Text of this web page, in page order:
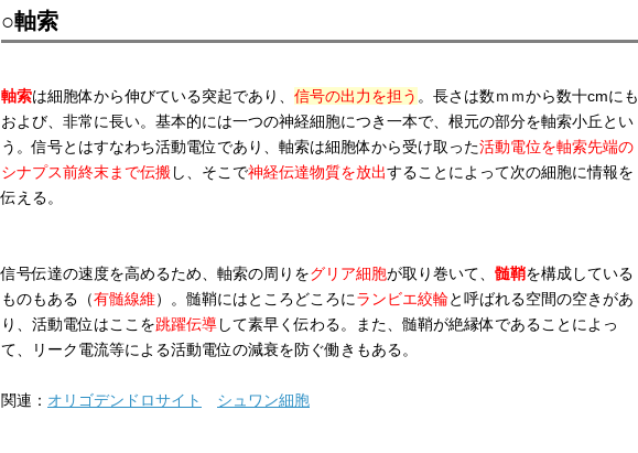
○軸索
軸索は細胞体から伸びている突起であり、 信号の出力を担う 。長さは数ｍｍから数十cmにも
および、非常に長い。基本的には一つの神経細胞につき一本で、根元の部分を軸索小丘とい
う。信号とはすなわち活動電位であり、軸索は細胞体から受け取った活動電位を軸索先端の
シナプス前終末まで伝搬し、そこで神経伝達物質を放出することによって次の細胞に情報を
伝える。
信号伝達の速度を高めるため、軸索の周りをグリア細胞が取り巻いて、 髄鞘を構成している
ものもある（有髄線維）。髄鞘にはところどころにランビエ絞輪と呼ばれる空間の空きがあ
り、活動電位はここを跳躍伝導して素早く伝わる。また、髄鞘が絶縁体であることによっ
て、リーク電流等による活動電位の減衰を防ぐ働きもある。
関連： オリゴデンドロサイト シュワン細胞